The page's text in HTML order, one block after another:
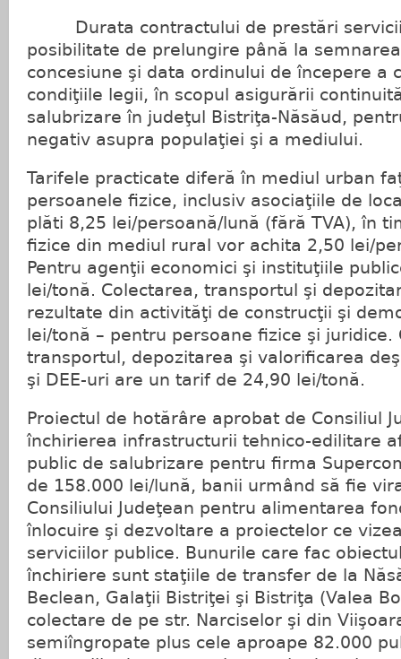
Durata contractului de prestări servicii
posibilitate de prelungire până la
concesiune şi data ordinului de începere a
condiţiile legii, în scopul asigurării
salubrizare în judeţul Bistriţa-Năsăud,
negativ asupra populaţiei şi a mediului.
Tarifele practicate diferă în mediul urban
persoanele fizice, inclusiv asociaţiile de
plăti 8,25 lei/persoană/lună (fără TVA), în
fizice din mediul rural vor achita 2,50 lei/
Pentru agenţii economici şi instituţiile
lei/tonă. Colectarea, transportul şi
rezultate din activităţi de construcţii şi
lei/tonă – pentru persoane fizice şi juridice.
transportul, depozitarea şi valorificarea
şi DEE-uri are un tarif de 24,90 lei/tonă.
Proiectul de hotărâre aprobat de Consiliul
închirierea infrastructurii tehnico-edilitare
public de salubrizare pentru firma
de 158.000 lei/lună, banii urmând să fie
Consiliului Judeţean pentru alimentarea
înlocuire şi dezvoltare a proiectelor ce
serviciilor publice. Bunurile care fac
închiriere sunt staţiile de transfer de la
Beclean, Galaţii Bistriţei şi Bistriţa (Valea
colectare de pe str. Narciselor şi din
semiîngropate plus cele aproape 82.000